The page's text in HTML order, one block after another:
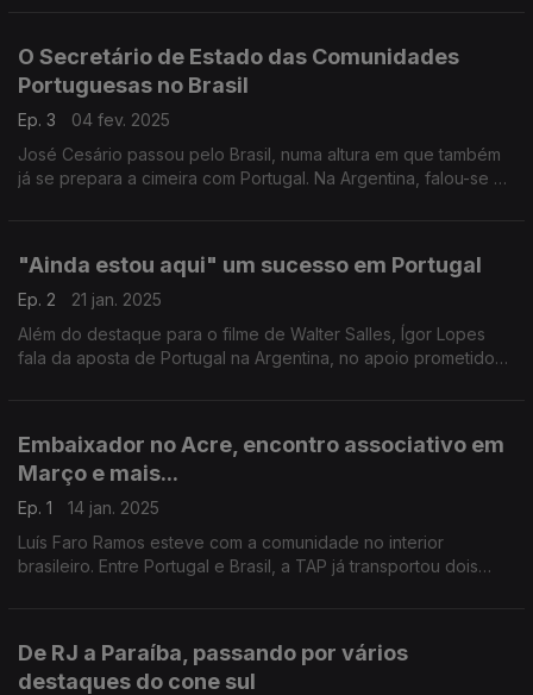
O Secretário de Estado das Comunidades
Portuguesas no Brasil
Ep. 3
04 fev. 2025
José Cesário passou pelo Brasil, numa altura em que também
já se prepara a cimeira com Portugal. Na Argentina, falou-se de
"Ainda estou aqui" um sucesso em Portugal
Ep. 2
21 jan. 2025
Além do destaque para o filme de Walter Salles, Ígor Lopes
fala da aposta de Portugal na Argentina, no apoio prometido
Embaixador no Acre, encontro associativo em
Março e mais...
Ep. 1
14 jan. 2025
Luís Faro Ramos esteve com a comunidade no interior
brasileiro. Entre Portugal e Brasil, a TAP já transportou dois
De RJ a Paraíba, passando por vários
destaques do cone sul